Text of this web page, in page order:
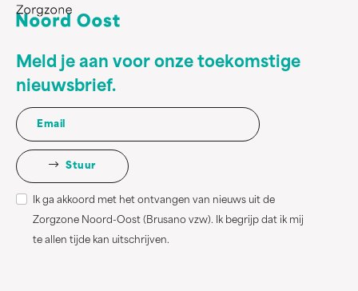
Meld je aan voor onze toekomstige
nieuwsbrief.
Stuur
Ik ga akkoord met het ontvangen van nieuws uit de
Zorgzone Noord-Oost (Brusano vzw). Ik begrijp dat ik mij
te allen tijde kan uitschrijven.